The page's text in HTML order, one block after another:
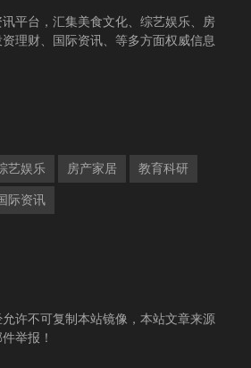
平台，汇集美食文化、综艺娱乐、房
理财、国际资讯、等多方面权威信息
艺娱乐 房产家居 教育科研
际资讯
许不可复制本站镜像，本站文章来源
举报！